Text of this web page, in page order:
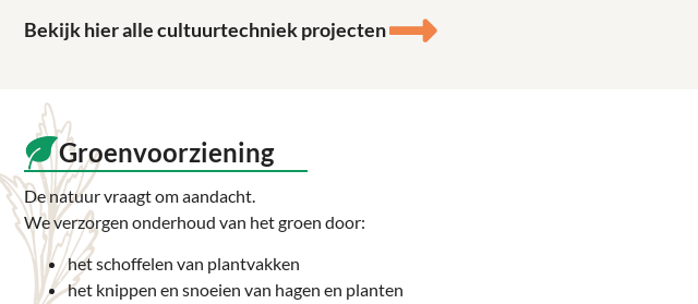
Bekijk hier alle cultuurtechniek projecten
Groenvoorziening
De natuur vraagt om aandacht.
We verzorgen onderhoud van het groen door:
het schoffelen van plantvakken
het knippen en snoeien van hagen en planten